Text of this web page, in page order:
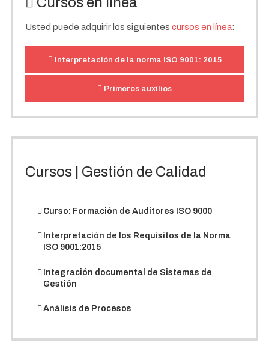
Usted puede adquirir los siguientes cursos en línea:
Interpretación de la norma ISO 9001: 2015
Primeros auxilios
Cursos | Gestión de Calidad
Curso: Formación de Auditores ISO 9000
Interpretación de los Requisitos de la Norma
ISO 9001:2015
Integración documental de Sistemas de
Gestión
Análisis de Procesos